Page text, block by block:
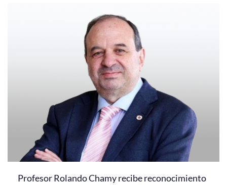
Profesor Rolando Chamy recibe reconocimiento